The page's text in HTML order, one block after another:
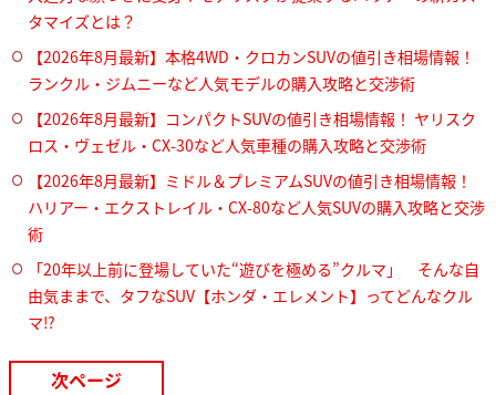
タマイズとは？
【2026年8月最新】本格4WD・クロカンSUVの値引き相場情報！
ランクル・ジムニーなど人気モデルの購入攻略と交渉術
【2026年8月最新】コンパクトSUVの値引き相場情報！ ヤリスク
ロス・ヴェゼル・CX-30など人気車種の購入攻略と交渉術
【2026年8月最新】ミドル＆プレミアムSUVの値引き相場情報！
ハリアー・エクストレイル・CX-80など人気SUVの購入攻略と交渉
術
「20年以上前に登場していた“遊びを極める”クルマ」 そんな自
由気ままで、タフなSUV【ホンダ・エレメント】ってどんなクル
マ⁉︎
次ページ